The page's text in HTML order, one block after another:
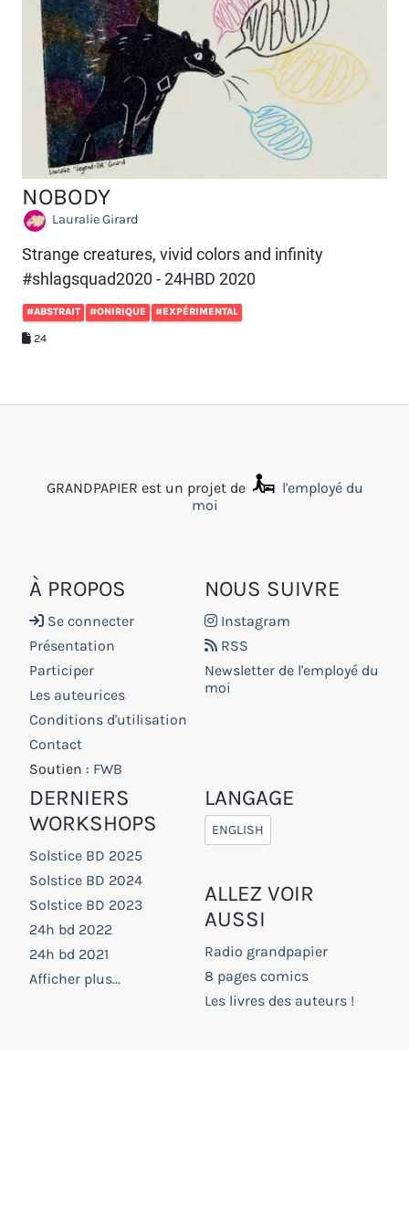
NOBODY
Lauralie Girard
Strange creatures, vivid colors and infinity
#shlagsquad2020 - 24HBD 2020
#ABSTRAIT #ONIRIQUE #EXPÉRIMENTAL
24
GRANDPAPIER est un projet de
l'employé du
moi
À PROPOS
Se connecter
Présentation
Participer
Les auteurices
Conditions d'utilisation
Contact
Soutien : FWB
NOUS SUIVRE
Instagram
RSS
Newsletter de l'employé du
moi
DERNIERS
WORKSHOPS
Solstice BD 2025
Solstice BD 2024
Solstice BD 2023
24h bd 2022
24h bd 2021
Afficher plus...
LANGAGE
ENGLISH
ALLEZ VOIR
AUSSI
Radio grandpapier
8 pages comics
Les livres des auteurs !